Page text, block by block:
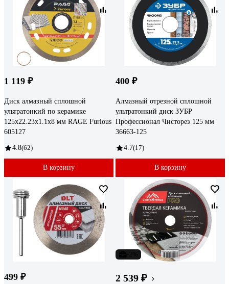
1 119 ₽
Диск алмазный сплошной
ультратонкий по керамике
125x22.23x1.1x8 мм RAGE Furious
605127
4.8(62)
В корзину
400 ₽
Алмазный отрезной сплошной
ультратонкий диск ЗУБР
Профессионал Чисторез 125 мм
36663-125
4.7(17)
В корзину
499 ₽ 2 539 ₽